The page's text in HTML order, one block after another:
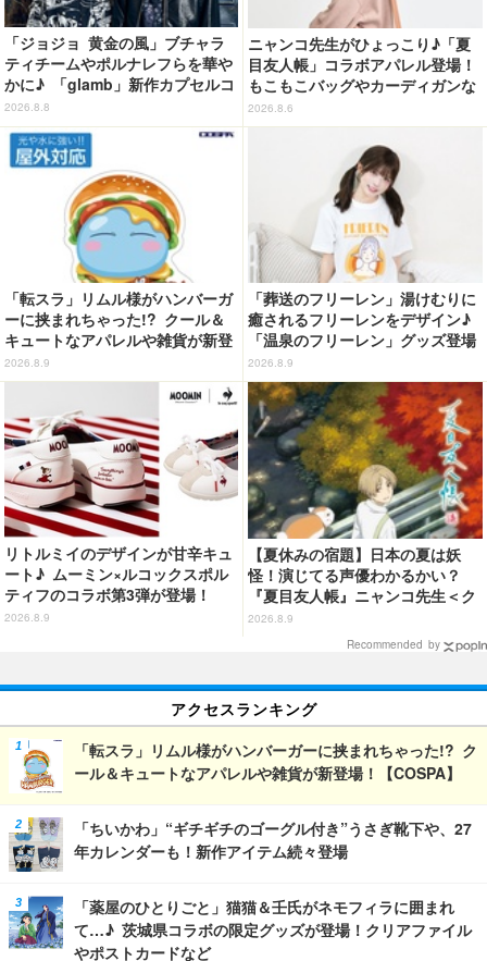
「ジョジョ 黄金の風」ブチャラ
ティチームやポルナレフらを華や
かに♪ 「glamb」新作カプセルコ
レクション登場
2026.8.8
ニャンコ先生がひょっこり♪「夏
目友人帳」コラボアパレル登場！
もこもこバッグやカーディガンな
ど全8型
2026.8.6
「転スラ」リムル様がハンバーガ
ーに挟まれちゃった!? クール＆
キュートなアパレルや雑貨が新登
場！【COSPA】
2026.8.9
「葬送のフリーレン」湯けむりに
癒されるフリーレンをデザイン♪
「温泉のフリーレン」グッズ登場
2026.8.9
リトルミイのデザインが甘辛キュ
ート♪ ムーミン×ルコックスポル
ティフのコラボ第3弾が登場！
2026.8.9
【夏休みの宿題】日本の夏は妖
怪！演じてる声優わかるかい？
『夏目友人帳』ニャンコ先生＜ク
イズ 第2回＞
2026.8.9
Recommended by
アクセスランキング
「転スラ」リムル様がハンバーガーに挟まれちゃった!? ク
ール＆キュートなアパレルや雑貨が新登場！【COSPA】
「ちいかわ」“ギチギチのゴーグル付き”うさぎ靴下や、27
年カレンダーも！新作アイテム続々登場
「薬屋のひとりごと」猫猫＆壬氏がネモフィラに囲まれ
て…♪ 茨城県コラボの限定グッズが登場！クリアファイル
やポストカードなど